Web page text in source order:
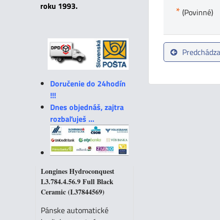
* (Povinné)
roku 1993.
Doručenie do 24hodín
!!!
Dnes objednáš, zajtra
rozbaľuješ ...
Longines Hydroconquest
L3.784.4.56.9 Full Black
Ceramic (L37844569)
Pánske automatické